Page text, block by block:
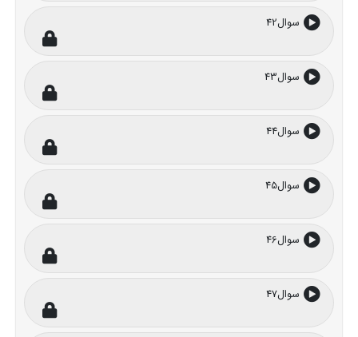
سوال42
سوال43
سوال44
سوال45
سوال46
سوال47